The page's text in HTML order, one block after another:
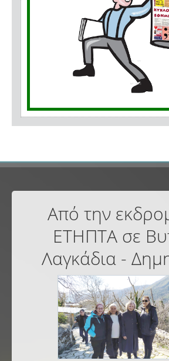
Από την
ΕΤΗΠΤΑ σε
Λαγκάδια -